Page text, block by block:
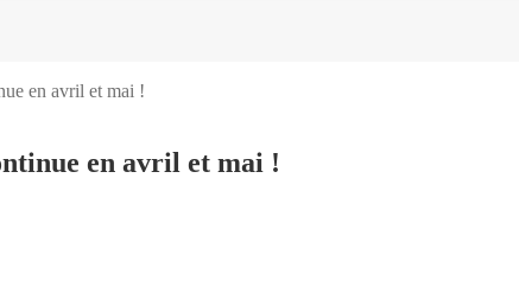
en avril et mai !
en avril et mai !